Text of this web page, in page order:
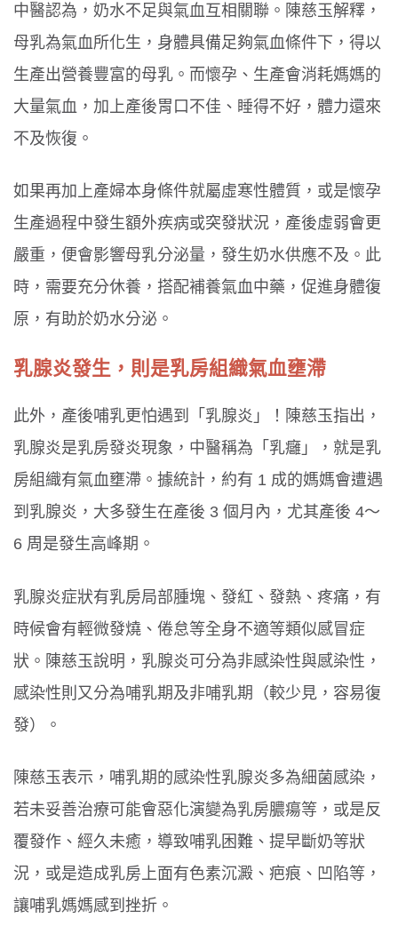
中醫認為，奶水不足與氣血互相關聯。陳慈玉解釋，
母乳為氣血所化生，身體具備足夠氣血條件下，得以
生產出營養豐富的母乳。而懷孕、生產會消耗媽媽的
大量氣血，加上產後胃口不佳、睡得不好，體力還來
不及恢復。
如果再加上產婦本身條件就屬虛寒性體質，或是懷孕
生產過程中發生額外疾病或突發狀況，產後虛弱會更
嚴重，便會影響母乳分泌量，發生奶水供應不及。此
時，需要充分休養，搭配補養氣血中藥，促進身體復
原，有助於奶水分泌。
乳腺炎發生，則是乳房組織氣血壅滯
此外，產後哺乳更怕遇到「乳腺炎」！陳慈玉指出，
乳腺炎是乳房發炎現象，中醫稱為「乳癰」，就是乳
房組織有氣血壅滯。據統計，約有 1 成的媽媽會遭遇
到乳腺炎，大多發生在產後 3 個月內，尤其產後 4〜
6 周是發生高峰期。
乳腺炎症狀有乳房局部腫塊、發紅、發熱、疼痛，有
時候會有輕微發燒、倦怠等全身不適等類似感冒症
狀。陳慈玉說明，乳腺炎可分為非感染性與感染性，
感染性則又分為哺乳期及非哺乳期（較少見，容易復
發）。
陳慈玉表示，哺乳期的感染性乳腺炎多為細菌感染，
若未妥善治療可能會惡化演變為乳房膿瘍等，或是反
覆發作、經久未癒，導致哺乳困難、提早斷奶等狀
況，或是造成乳房上面有色素沉澱、疤痕、凹陷等，
讓哺乳媽媽感到挫折。